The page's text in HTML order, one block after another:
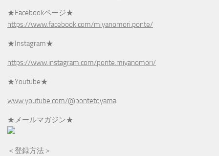
★Facebookページ★
https://www.facebook.com/miyanomori.ponte/
★Instagram★
https://www.instagram.com/ponte.miyanomori/
★Youtube★
www.youtube.com/@pontetoyama
★メールマガジン★
＜登録方法＞